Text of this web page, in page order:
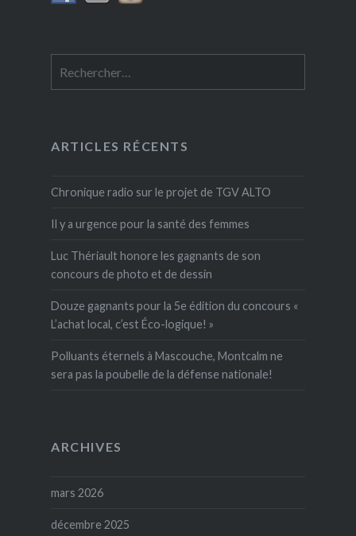
ARTICLES RÉCENTS
Chronique radio sur le projet de TGV ALTO
Il y a urgence pour la santé des femmes
Luc Thériault honore les gagnants de son
concours de photo et de dessin
Douze gagnants pour la 5e édition du concours «
L’achat local, c’est Éco-logique! »
Polluants éternels à Mascouche, Montcalm ne
sera pas la poubelle de la défense nationale!
ARCHIVES
mars 2026
décembre 2025